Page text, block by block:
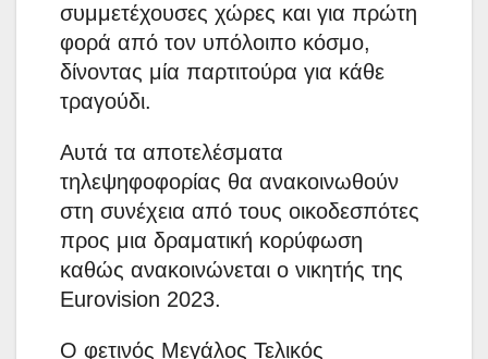
συμμετέχουσες χώρες και για πρώτη
φορά από τον υπόλοιπο κόσμο,
δίνοντας μία παρτιτούρα για κάθε
τραγούδι.
Αυτά τα αποτελέσματα
τηλεψηφοφορίας θα ανακοινωθούν
στη συνέχεια από τους οικοδεσπότες
προς μια δραματική κορύφωση
καθώς ανακοινώνεται ο νικητής της
Eurovision 2023.
Ο φετινός Μεγάλος Τελικός